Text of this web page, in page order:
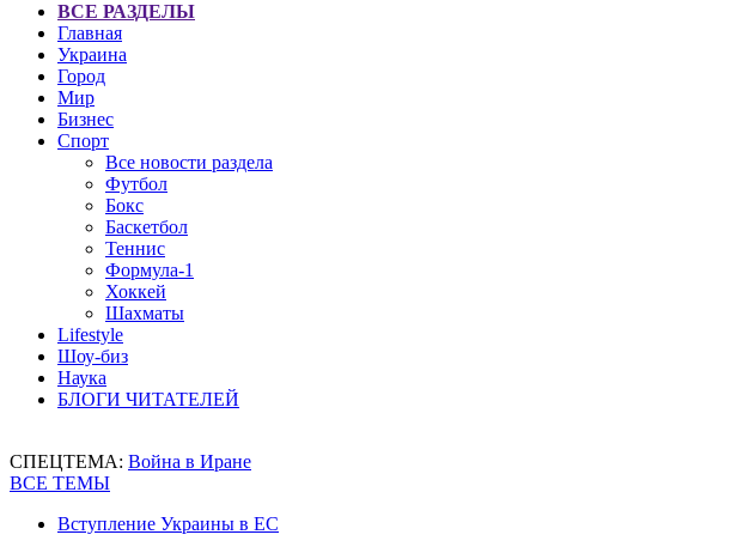
ВСЕ РАЗДЕЛЫ
Главная
Украина
Город
Мир
Бизнес
Спорт
Все новости раздела
Футбол
Бокс
Баскетбол
Теннис
Формула-1
Хоккей
Шахматы
Lifestyle
Шоу-биз
Наука
БЛОГИ ЧИТАТЕЛЕЙ
СПЕЦТЕМА: Война в Иране
ВСЕ ТЕМЫ
Вступление Украины в ЕС